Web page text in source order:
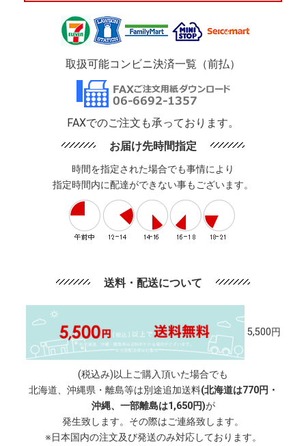
取扱可能コンビニ決済一覧（前払）
FAXでのご注文も承っております。
お届け先時間指定
時間を指定された場合でも事情により
指定時間内に配達ができない事もございます。
送料・配送について
5,500円
(税込み)以上ご購入頂いた場合でも
北海道、沖縄県・離島等は別途追加送料(北海道は770円・
沖縄、一部離島は1,650円)が
発生致します。その際はご連絡致します。
※日本国内の注文及び発送のみ対応しております。